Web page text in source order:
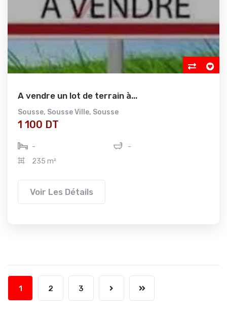
A vendre un lot de terrain à...
Sousse, Sousse Ville, Sousse
1 100 DT
-
-
235 m²
Voir Les Détails
1 2 3